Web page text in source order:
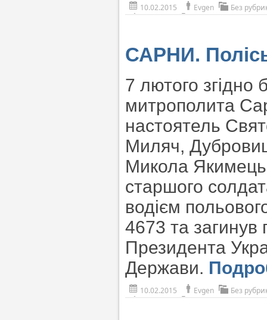
10.02.2015 Evgen Без
САРНИ.
7 лютого згідно
митрополита
настоятель
Миляч,
Микола
старшого
водієм
4673 та
Президента
Держави.
10.02.2015 Evgen Без